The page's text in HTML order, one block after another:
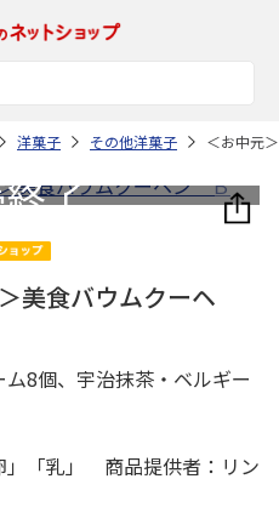
洋菓子 その他洋菓子 ＜お中元
美食バウムクーヘ
8個、宇治抹茶・ベルギー
「乳」 商品提供者：リン